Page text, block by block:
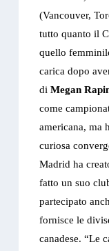
(Vancouver,
tutto quanto il
quello
carica dopo
diMegan
come
americana, ma
curiosa
Madrid ha
fatto un suo
partecipato
fornisce le
canadese. “Le